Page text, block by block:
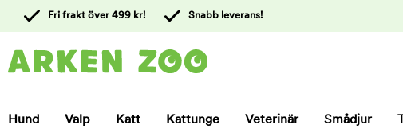
kundtjänst
Fri frakt över 499 kr! Snabb leverans!
Hund Valp Katt Kattunge Veterinär Smådjur